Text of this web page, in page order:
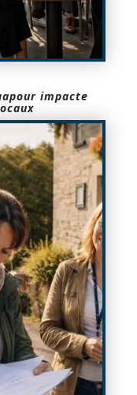
impacte